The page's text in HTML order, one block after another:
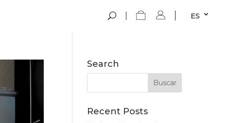
ES
Search
Recent Posts